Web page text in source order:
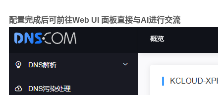
配置完成后可前往Web UI 面板直接与AI进行交流